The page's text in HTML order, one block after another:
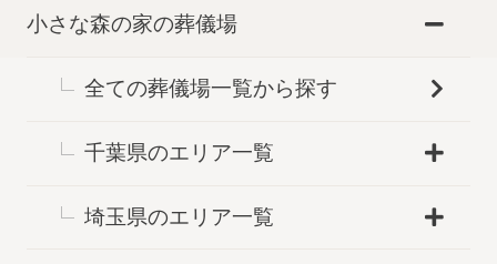
小さな森の家の葬儀場
全ての葬儀場一覧から探す
千葉県のエリア一覧
埼玉県のエリア一覧